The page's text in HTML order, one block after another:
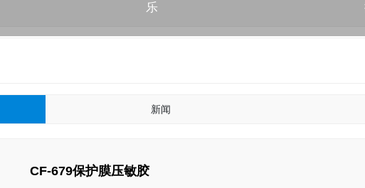
乐
新闻
CF-679保护膜压敏胶